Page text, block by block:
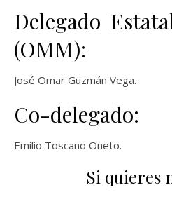
Delegado
(OMM):
José Omar Guzmán Vega.
Co-delegado:
Emilio Toscano Oneto.
Si quieres